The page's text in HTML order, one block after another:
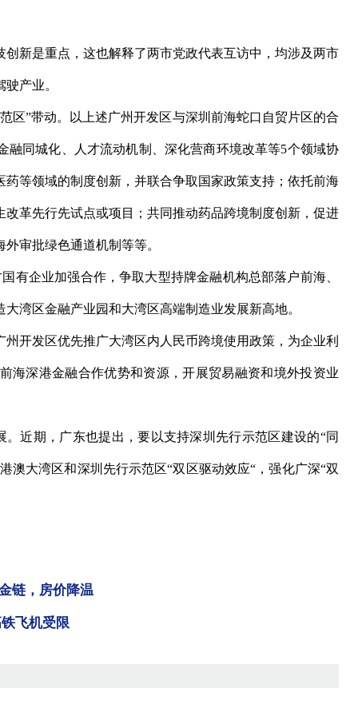
是重点，这也解释了两市党政代表互访中，均涉及两市
产业。
”带动。以上述广州开发区与深圳前海蛇口自贸片区的合
同城化、人才流动机制、深化营商环境改革等5个领域协
等领域的制度创新，并联合争取国家政策支持；依托前海
革先行先试点或项目；共同推动药品跨境制度创新，促进
审批绿色通道机制等等。
企业加强合作，争取大型持牌金融机构总部落户前海、
湾区金融产业园和大湾区高端制造业发展新高地。
发区优先推广大湾区内人民币跨境使用政策，为企业利
海深港金融合作优势和资源，开展贸易融资和境外投资业
期，广东也提出，要以支持深圳先行示范区建设的“同
澳大湾区和深圳先行示范区“双区驱动效应“，强化广深“双
链，房价降温
飞机受限